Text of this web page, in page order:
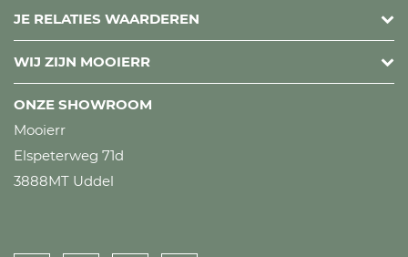
JE RELATIES WAARDEREN
WIJ ZIJN MOOIERR
ONZE SHOWROOM
Mooierr
Elspeterweg 71d
3888MT Uddel